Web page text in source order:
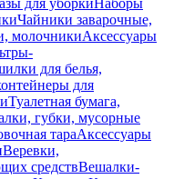
для уборкиНаборы
Чайники заварочные,
молочникиАксессуары
для белья,
для
Туалетная бумага,
губки, мусорные
тараАксессуары
Веревки,
средствВешалки-